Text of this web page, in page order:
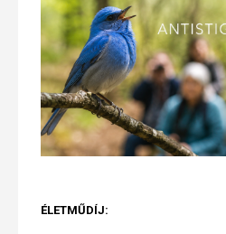
ÉLETMŰDÍJ: